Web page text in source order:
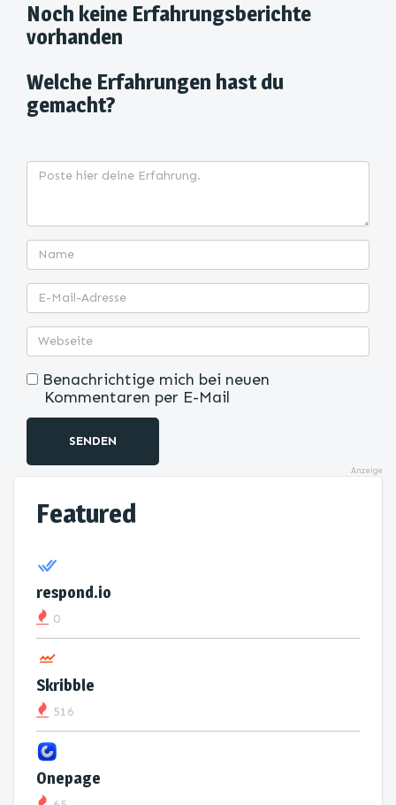
Noch keine Erfahrungsberichte
vorhanden
Welche Erfahrungen hast du
gemacht?
Benachrichtige mich bei neuen
Kommentaren per E-Mail
SENDEN
Anzeige
Featured
respond.io
0
Skribble
516
Onepage